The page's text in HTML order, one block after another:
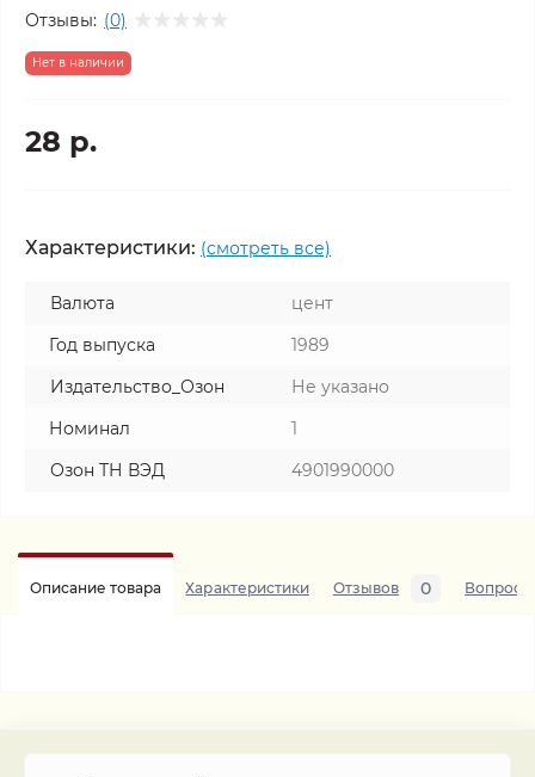
Отзывы: (0)
Нет в наличии
28 р.
Характеристики: (смотреть все)
Валюта
цент
Год выпуска
1989
Издательство_Озон
Не указано
Номинал
1
Озон ТН ВЭД
4901990000
Описание товара Характеристики Отзывов 0 Вопросы